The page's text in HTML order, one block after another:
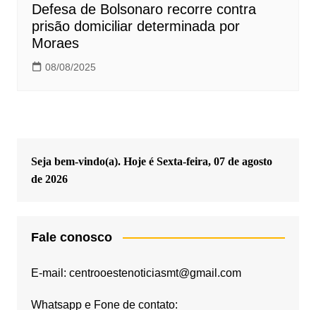
Defesa de Bolsonaro recorre contra
prisão domiciliar determinada por
Moraes
08/08/2025
Seja bem-vindo(a). Hoje é Sexta-feira, 07 de agosto
de 2026
Fale conosco
E-mail: centrooestenoticiasmt@gmail.com
Whatsapp e Fone de contato: